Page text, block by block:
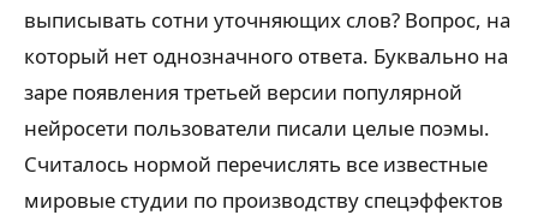
выписывать сотни уточняющих слов? Вопрос, на
который нет однозначного ответа. Буквально на
заре появления третьей версии популярной
нейросети пользователи писали целые поэмы.
Считалось нормой перечислять все известные
мировые студии по производству спецэффектов